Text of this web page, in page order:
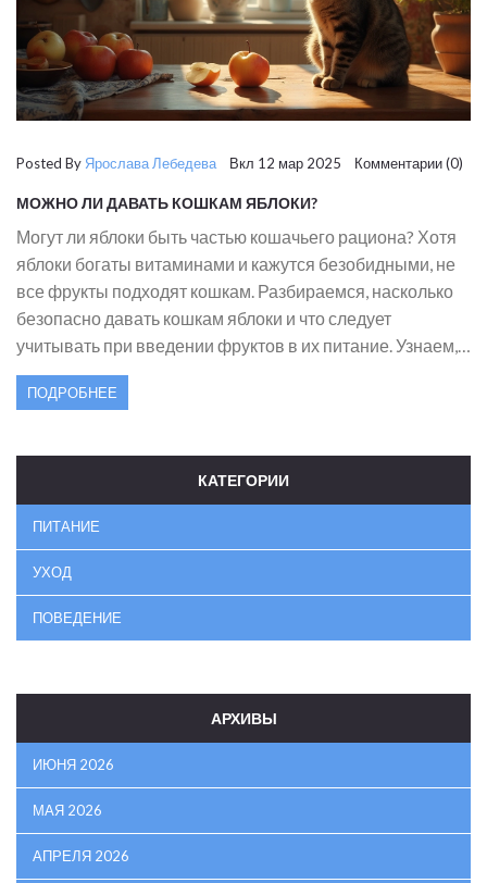
Posted By Ярослава Лебедева Вкл 12 мар 2025 Комментарии (0)
МОЖНО ЛИ ДАВАТЬ КОШКАМ ЯБЛОКИ?
Могут ли яблоки быть частью кошачьего рациона? Хотя
яблоки богаты витаминами и кажутся безобидными, не
все фрукты подходят кошкам. Разбираемся, насколько
безопасно давать кошкам яблоки и что следует
учитывать при введении фруктов в их питание. Узнаем,
какие компоненты яблок могут быть опасны и как
правильно давать их маленьким пушистым друзьям.
ПОДРОБНЕЕ
КАТЕГОРИИ
ПИТАНИЕ
УХОД
ПОВЕДЕНИЕ
АРХИВЫ
ИЮНЯ 2026
МАЯ 2026
АПРЕЛЯ 2026